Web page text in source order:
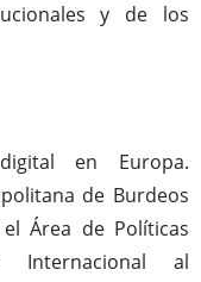
y de los
digital en Europa.
de Burdeos
Área de Políticas
Internacional al